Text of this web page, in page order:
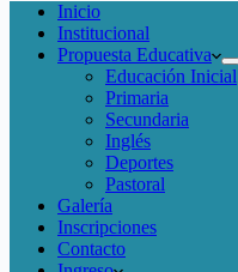
Inicio
Institucional
Propuesta Educativa
Educación Inicial
Primaria
Secundaria
Inglés
Deportes
Pastoral
Galería
Inscripciones
Contacto